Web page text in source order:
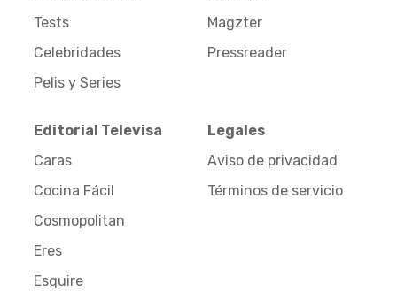
Tests
Celebridades
Pelis y Series
Magzter
Pressreader
Editorial Televisa
Caras
Cocina Fácil
Cosmopolitan
Eres
Esquire
Legales
Aviso de privacidad
Términos de servicio